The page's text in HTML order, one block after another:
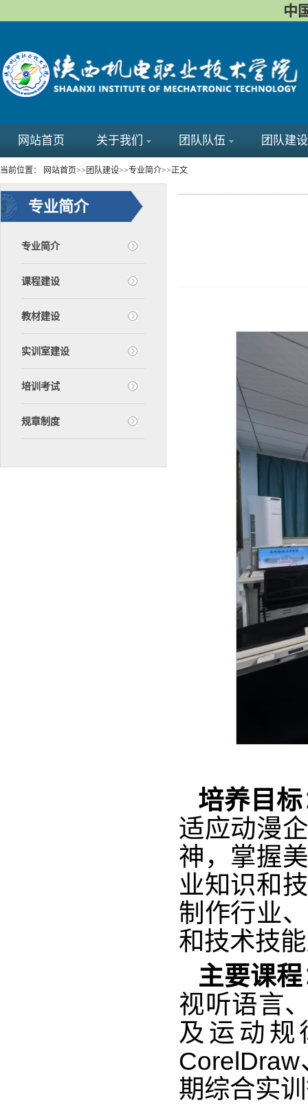
中
网站首页 关于我们 团队队伍 团队建设
当前位置： 网站首页>> 团队建设>>专业简介>>正文
专业简介
专业简介
课程建设
教材建设
实训室建设
培训考试
规章制度
培养目
适应动漫
神，掌握
业知识和
制作行业
和技术技
主要课
视听语言
及运动规
期综合实